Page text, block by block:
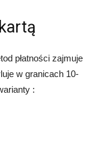
płatności zajmuje
w granicach 10-
: